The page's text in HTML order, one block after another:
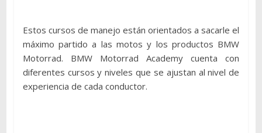
Estos cursos de manejo están orientados a sacarle el
máximo partido a las motos y los productos BMW
Motorrad. BMW Motorrad Academy cuenta con
diferentes cursos y niveles que se ajustan al nivel de
experiencia de cada conductor.